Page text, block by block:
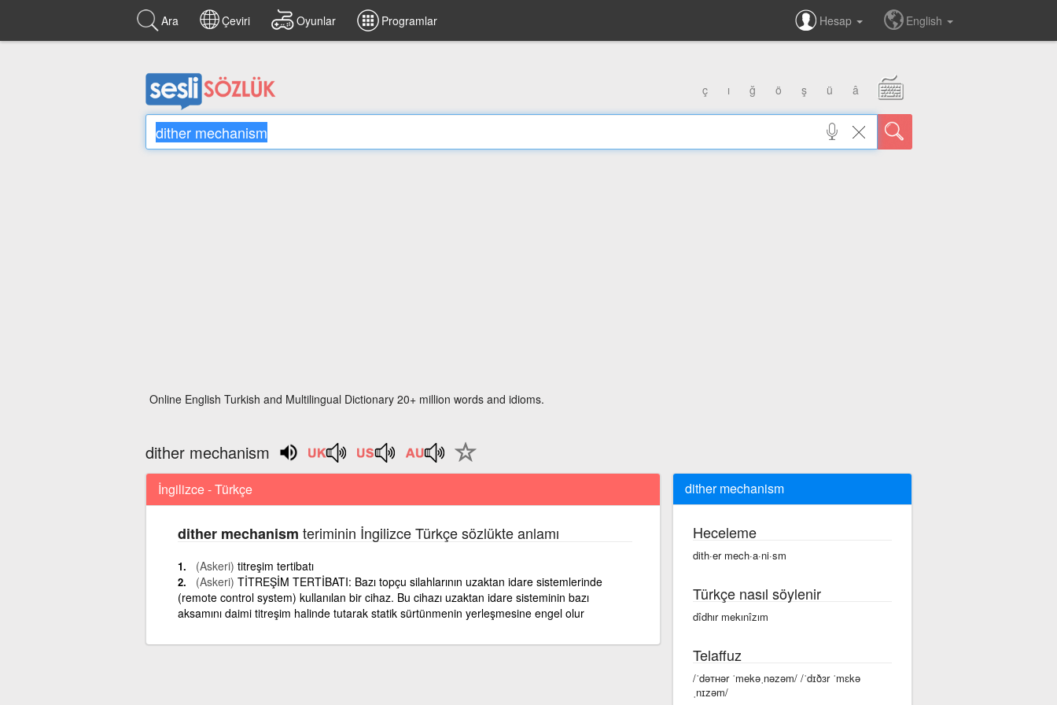
Ara Çeviri Oyunlar Programlar Hesap English
ç ı ğ ö ş ü â
Online English Turkish and Multilingual Dictionary 20+ million words and idioms.
dither mechanism
İngilizce - Türkçe
dither mechanism teriminin İngilizce Türkçe sözlükte anlamı
(Askeri) titreşim tertibatı
(Askeri) TİTREŞİM TERTİBATI: Bazı topçu silahlarının uzaktan idare sistemlerinde
(remote control system) kullanılan bir cihaz. Bu cihazı uzaktan idare sisteminin bazı
aksamını daimi titreşim halinde tutarak statik sürtünmenin yerleşmesine engel olur
dither mechanism
Heceleme
dith·er mech·a·ni·sm
Türkçe nasıl söylenir
dîdhır mekınîzım
Telaffuz
/ˈdəᴛʜər ˈmekəˌnəzəm/ /ˈdɪðɜr ˈmɛkə
ˌnɪzəm/